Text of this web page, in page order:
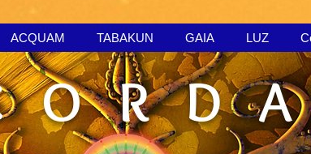
ACQUAM TABAKUN GAIA LUZ
O R D A